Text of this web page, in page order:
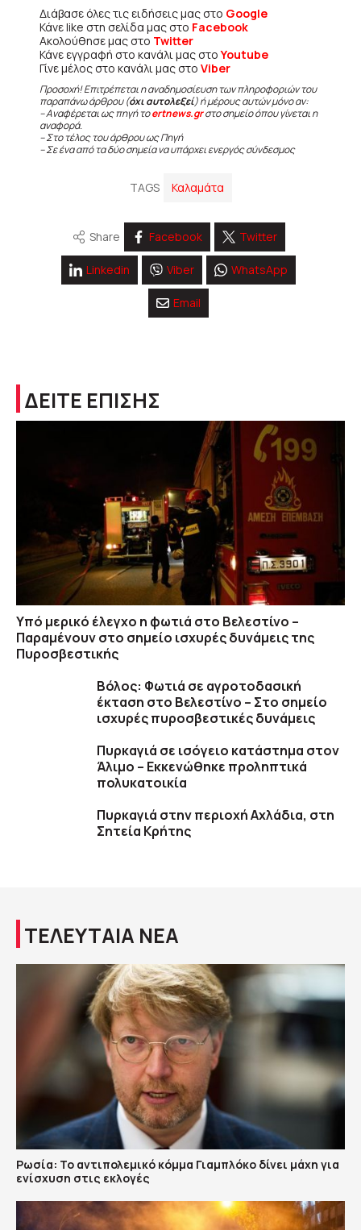
Διάβασε όλες τις ειδήσεις μας στο Google
Κάνε like στη σελίδα μας στο Facebook
Ακολούθησε μας στο Twitter
Κάνε εγγραφή στο κανάλι μας στοYoutube
Γίνε μέλος στο κανάλι μας στο Viber
Προσοχή! Επιτρέπεται η αναδημοσίευση των πληροφοριών του
παραπάνω άρθρου (όχι αυτολεξεί) ή μέρους αυτών μόνο αν:
– Αναφέρεται ως πηγή τοertnews.grστο σημείο όπου γίνεται η
αναφορά.
– Στο τέλος του άρθρου ως Πηγή
– Σε ένα από τα δύο σημεία να υπάρχει ενεργός σύνδεσμος
TAGS Καλαμάτα
Share Facebook Twitter
Linkedin Viber WhatsApp
Email
ΔΕΙΤΕ ΕΠΙΣΗΣ
Υπό μερικό έλεγχο η φωτιά στο Βελεστίνο –
Παραμένουν στο σημείο ισχυρές δυνάμεις της
Πυροσβεστικής
Βόλος: Φωτιά σε αγροτοδασική
έκταση στο Βελεστίνο – Στο σημείο
ισχυρές πυροσβεστικές δυνάμεις
Πυρκαγιά σε ισόγειο κατάστημα στον
Άλιμο – Εκκενώθηκε προληπτικά
πολυκατοικία
Πυρκαγιά στην περιοχή Αχλάδια, στη
Σητεία Κρήτης
ΤΕΛΕΥΤΑΙΑ ΝΕΑ
Ρωσία: Το αντιπολεμικό κόμμα Γιαμπλόκο δίνει μάχη για
ενίσχυση στις εκλογές